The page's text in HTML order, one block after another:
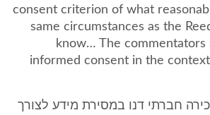
consent criterion of what
same circumstances as the
know… The commentators
informed consent in the
חברתי דנו במסירת מידע לצורך